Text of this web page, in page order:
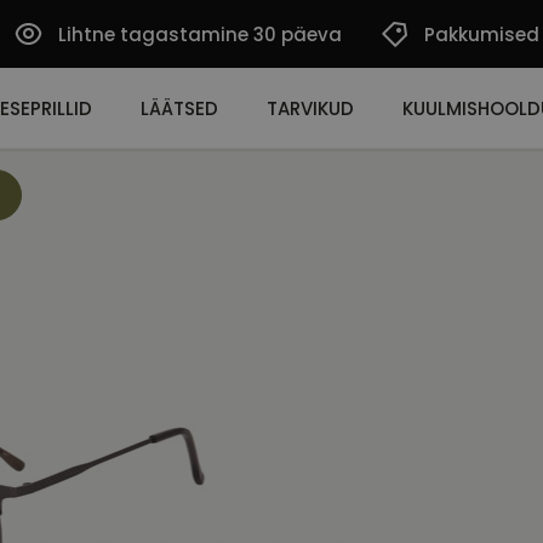
Lihtne tagastamine 30 päeva Pakkumised
LÄÄTSED TARVIKUD